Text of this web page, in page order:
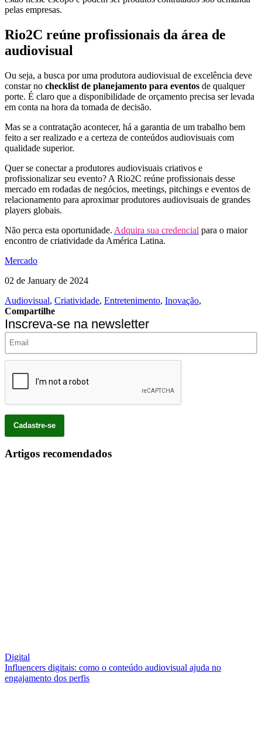
pelas empresas.
Rio2C reúne profissionais da área de
audiovisual
Ou seja, a busca por uma produtora audiovisual de excelência deve
constar no checklist de planejamento para eventos de qualquer
porte. É claro que a disponibilidade de orçamento precisa ser levada
em conta na hora da tomada de decisão.
Mas se a contratação acontecer, há a garantia de um trabalho bem
feito a ser realizado e a certeza de conteúdos audiovisuais com
qualidade superior.
Quer se conectar a produtores audiovisuais criativos e
profissionalizar seu evento? A Rio2C reúne profissionais desse
mercado em rodadas de negócios, meetings, pitchings e eventos de
relacionamento para aproximar produtores audiovisuais de grandes
players globais.
Não perca esta oportunidade. Adquira sua credencial para o maior
encontro de criatividade da América Latina.
Mercado
02 de January de 2024
Audiovisual, Criatividade, Entretenimento, Inovação,
Compartilhe
Inscreva-se na newsletter
Artigos recomendados
Digital
Influencers digitais: como o conteúdo audiovisual ajuda no
engajamento dos perfis